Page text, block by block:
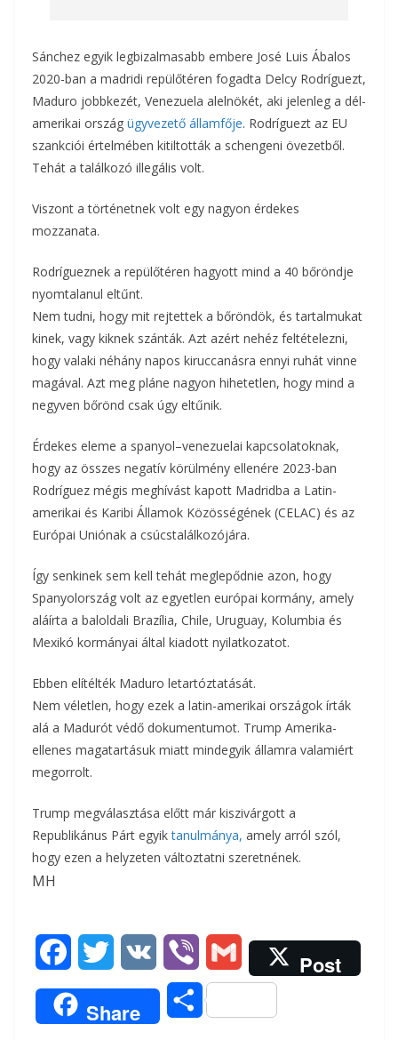
Sánchez egyik legbizalmasabb embere José Luis Ábalos
2020-ban a madridi repülőtéren fogadta Delcy Rodríguezt,
Maduro jobbkezét, Venezuela alelnökét, aki jelenleg a dél-
amerikai ország ügyvezető államfője. Rodríguezt az EU
szankciói értelmében kitiltották a schengeni övezetből.
Tehát a találkozó illegális volt.
Viszont a történetnek volt egy nagyon érdekes
mozzanata.
Rodrígueznek a repülőtéren hagyott mind a 40 bőröndje
nyomtalanul eltűnt.
Nem tudni, hogy mit rejtettek a bőröndök, és tartalmukat
kinek, vagy kiknek szánták. Azt azért nehéz feltételezni,
hogy valaki néhány napos kiruccanásra ennyi ruhát vinne
magával. Azt meg pláne nagyon hihetetlen, hogy mind a
negyven bőrönd csak úgy eltűnik.
Érdekes eleme a spanyol–venezuelai kapcsolatoknak,
hogy az összes negatív körülmény ellenére 2023-ban
Rodríguez mégis meghívást kapott Madridba a Latin-
amerikai és Karibi Államok Közösségének (CELAC) és az
Európai Uniónak a csúcstalálkozójára.
Így senkinek sem kell tehát meglepődnie azon, hogy
Spanyolország volt az egyetlen európai kormány, amely
aláírta a baloldali Brazília, Chile, Uruguay, Kolumbia és
Mexikó kormányai által kiadott nyilatkozatot.
Ebben elítélték Maduro letartóztatását.
Nem véletlen, hogy ezek a latin-amerikai országok írták
alá a Madurót védő dokumentumot. Trump Amerika-
ellenes magatartásuk miatt mindegyik államra valamiért
megorrolt.
Trump megválasztása előtt már kiszivárgott a
Republikánus Párt egyiktanulmánya, amely arról szól,
hogy ezen a helyzeten változtatni szeretnének.
MH
a
c
w
i
K
i
b
m
a
Post
Share
O